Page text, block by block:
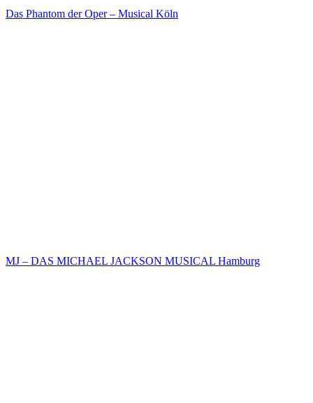
Das Phantom der Oper – Musical Köln
MJ – DAS MICHAEL JACKSON MUSICAL Hamburg